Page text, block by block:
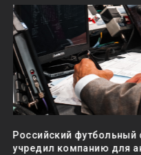
Российский футбольный
учредил компанию для